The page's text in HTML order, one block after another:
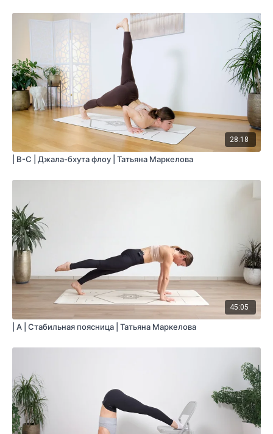
28:18
| B-C | Джала-бхута флоу | Татьяна Маркелова
45:05
| A | Стабильная поясница | Татьяна Маркелова